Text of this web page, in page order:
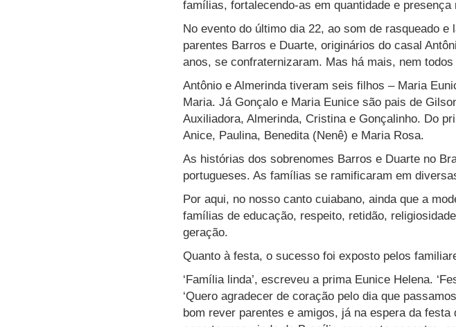
famílias, fortalecendo-as em quantidade e presença
No evento do último dia 22, ao som de rasqueado
parentes Barros e Duarte, originários do casal
anos, se confraternizaram. Mas há mais, nem
Antônio e Almerinda tiveram seis filhos – Maria
Maria. Já Gonçalo e Maria Eunice são pais de
Auxiliadora, Almerinda, Cristina e Gonçalinho. Do
Anice, Paulina, Benedita (Nenê) e Maria Rosa.
As histórias dos sobrenomes Barros e Duarte no
portugueses. As famílias se ramificaram em
Por aqui, no nosso canto cuiabano, ainda que a
famílias de educação, respeito, retidão,
geração.
Quanto à festa, o sucesso foi exposto pelos
‘Família linda’, escreveu a prima Eunice Helena.
‘Quero agradecer de coração pelo dia que
bom rever parentes e amigos, já na espera da festa